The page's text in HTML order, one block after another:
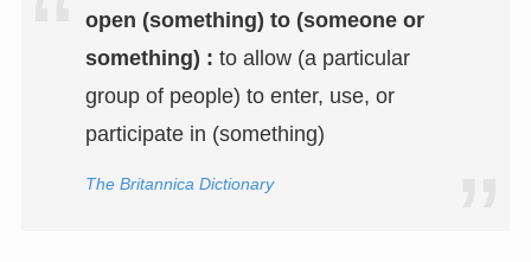
open (something) to (someone or
something) : to allow (a particular
group of people) to enter, use, or
participate in (something)
The Britannica Dictionary